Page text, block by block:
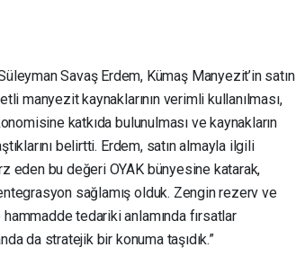
Savaş Erdem, Kümaş Manyezit’in satın
manyezit kaynaklarının verimli kullanılması,
katkıda bulunulması ve kaynakların
belirtti. Erdem, satın almayla ilgili
eden bu değeri OYAK bünyesine katarak,
sağlamış olduk. Zengin rezerv ve
tedariki anlamında fırsatlar
da stratejik bir konuma taşıdık.”